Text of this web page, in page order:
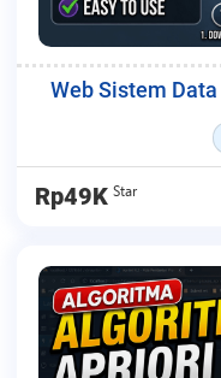
Web Sistem
Rp49K Star